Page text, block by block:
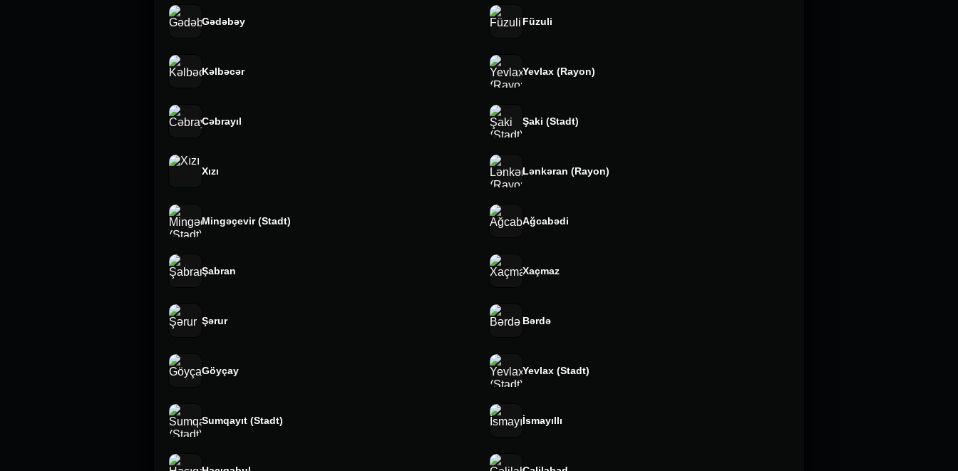
Gədəbəy Füzuli
Kəlbəcər Yevlax (Rayon)
Cəbrayıl Şaki (Stadt)
Xızı Lənkəran (Rayon)
Mingəçevir (Stadt) Ağcabədi
Şabran Xaçmaz
Şərur Bərdə
Göyçay Yevlax (Stadt)
Sumqayıt (Stadt) İsmayıllı